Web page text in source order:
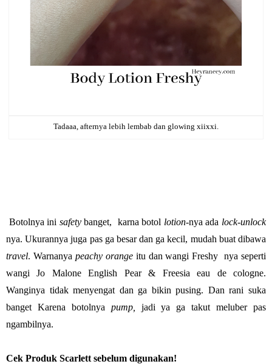
Tadaaa, afternya lebih lembab dan glowing xiixxi.
Botolnya ini safetybanget, karna botol lotion-nya ada lock-unlock
nya. Ukurannya juga pas ga besar dan ga kecil, mudah buat dibawa
travel. Warnanya peachy orangeitu dan wangi Freshy nya seperti
wangi Jo Malone English Pear & Freesia eau de cologne.
Wanginya tidak menyengat dan ga bikin pusing. Dan rani suka
banget Karena botolnya pump,
jadi ya ga takut meluber pas
ngambilnya.
Cek Produk Scarlett sebelum digunakan!